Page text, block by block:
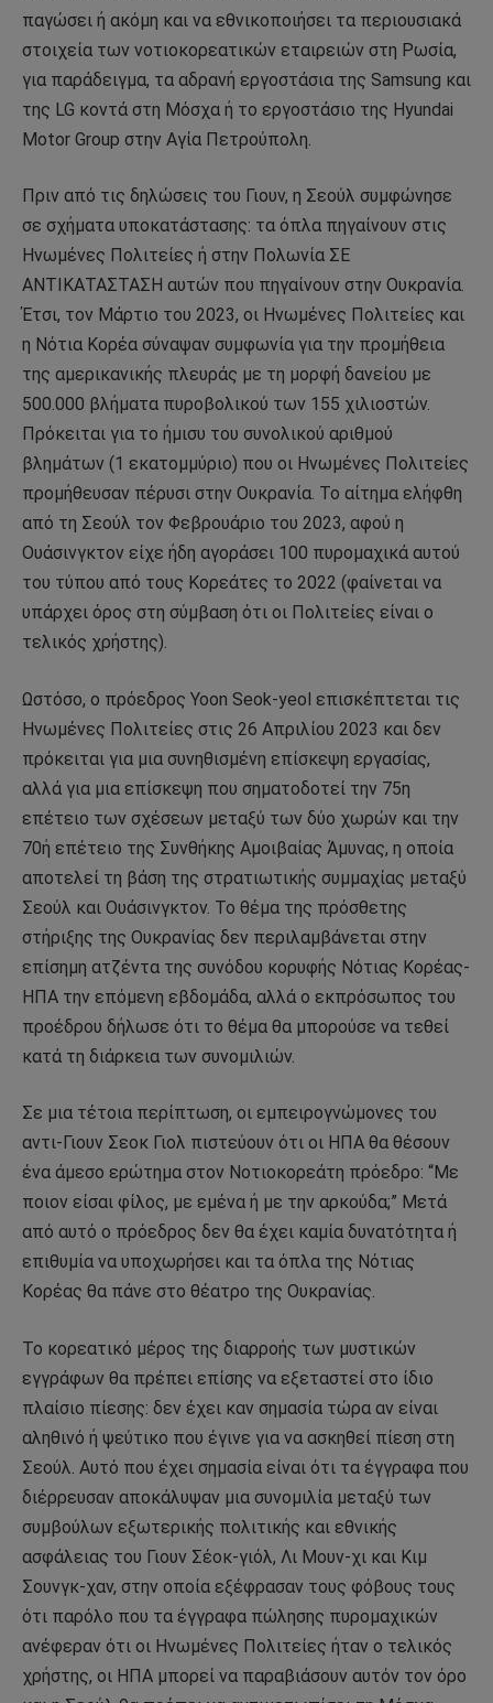
παγώσει ή ακόμη και να εθνικοποιήσει τα περιουσιακά
στοιχεία των νοτιοκορεατικών εταιρειών στη Ρωσία,
για παράδειγμα, τα αδρανή εργοστάσια της Samsung και
της LG κοντά στη Μόσχα ή το εργοστάσιο της Hyundai
Motor Group στην Αγία Πετρούπολη.
Πριν από τις δηλώσεις του Γιουν, η Σεούλ συμφώνησε
σε σχήματα υποκατάστασης: τα όπλα πηγαίνουν στις
Ηνωμένες Πολιτείες ή στην Πολωνία ΣΕ
ΑΝΤΙΚΑΤΑΣΤΑΣΗ αυτών που πηγαίνουν στην Ουκρανία.
Έτσι, τον Μάρτιο του 2023, οι Ηνωμένες Πολιτείες και
η Νότια Κορέα σύναψαν συμφωνία για την προμήθεια
της αμερικανικής πλευράς με τη μορφή δανείου με
500.000 βλήματα πυροβολικού των 155 χιλιοστών.
Πρόκειται για το ήμισυ του συνολικού αριθμού
βλημάτων (1 εκατομμύριο) που οι Ηνωμένες Πολιτείες
προμήθευσαν πέρυσι στην Ουκρανία. Το αίτημα ελήφθη
από τη Σεούλ τον Φεβρουάριο του 2023, αφού η
Ουάσινγκτον είχε ήδη αγοράσει 100 πυρομαχικά αυτού
του τύπου από τους Κορεάτες το 2022 (φαίνεται να
υπάρχει όρος στη σύμβαση ότι οι Πολιτείες είναι ο
τελικός χρήστης).
Ωστόσο, ο πρόεδρος Yoon Seok-yeol επισκέπτεται τις
Ηνωμένες Πολιτείες στις 26 Απριλίου 2023 και δεν
πρόκειται για μια συνηθισμένη επίσκεψη εργασίας,
αλλά για μια επίσκεψη που σηματοδοτεί την 75η
επέτειο των σχέσεων μεταξύ των δύο χωρών και την
70ή επέτειο της Συνθήκης Αμοιβαίας Άμυνας, η οποία
αποτελεί τη βάση της στρατιωτικής συμμαχίας μεταξύ
Σεούλ και Ουάσινγκτον. Το θέμα της πρόσθετης
στήριξης της Ουκρανίας δεν περιλαμβάνεται στην
επίσημη ατζέντα της συνόδου κορυφής Νότιας Κορέας-
ΗΠΑ την επόμενη εβδομάδα, αλλά ο εκπρόσωπος του
προέδρου δήλωσε ότι το θέμα θα μπορούσε να τεθεί
κατά τη διάρκεια των συνομιλιών.
Σε μια τέτοια περίπτωση, οι εμπειρογνώμονες του
αντι-Γιουν Σεοκ Γιολ πιστεύουν ότι οι ΗΠΑ θα θέσουν
ένα άμεσο ερώτημα στον Νοτιοκορεάτη πρόεδρο: “Με
ποιον είσαι φίλος, με εμένα ή με την αρκούδα;” Μετά
από αυτό ο πρόεδρος δεν θα έχει καμία δυνατότητα ή
επιθυμία να υποχωρήσει και τα όπλα της Νότιας
Κορέας θα πάνε στο θέατρο της Ουκρανίας.
Το κορεατικό μέρος της διαρροής των μυστικών
εγγράφων θα πρέπει επίσης να εξεταστεί στο ίδιο
πλαίσιο πίεσης: δεν έχει καν σημασία τώρα αν είναι
αληθινό ή ψεύτικο που έγινε για να ασκηθεί πίεση στη
Σεούλ. Αυτό που έχει σημασία είναι ότι τα έγγραφα που
διέρρευσαν αποκάλυψαν μια συνομιλία μεταξύ των
συμβούλων εξωτερικής πολιτικής και εθνικής
ασφάλειας του Γιουν Σέοκ-γιόλ, Λι Μουν-χι και Κιμ
Σουνγκ-χαν, στην οποία εξέφρασαν τους φόβους τους
ότι παρόλο που τα έγγραφα πώλησης πυρομαχικών
ανέφεραν ότι οι Ηνωμένες Πολιτείες ήταν ο τελικός
χρήστης, οι ΗΠΑ μπορεί να παραβιάσουν αυτόν τον όρο